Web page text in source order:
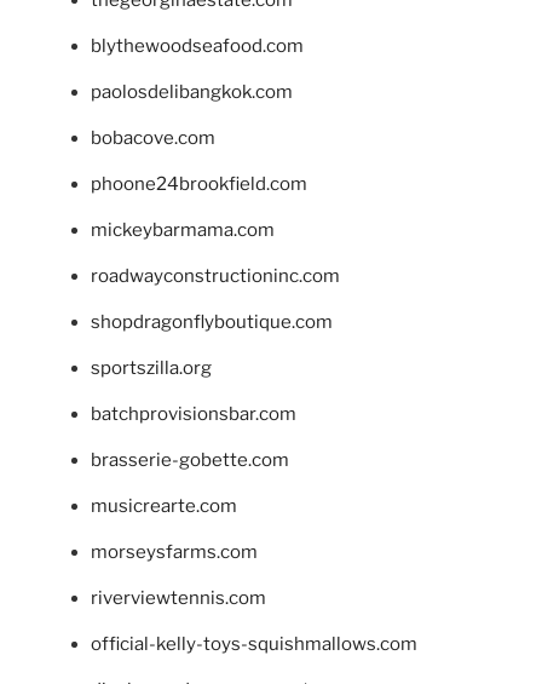
blythewoodseafood.com
paolosdelibangkok.com
bobacove.com
phoone24brookfield.com
mickeybarmama.com
roadwayconstructioninc.com
shopdragonflyboutique.com
sportszilla.org
batchprovisionsbar.com
brasserie-gobette.com
musicrearte.com
morseysfarms.com
riverviewtennis.com
official-kelly-toys-squishmallows.com